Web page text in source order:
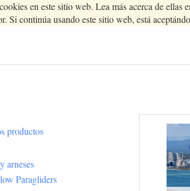
en este sitio web. Lea más acerca de ellas
Si continúa usando este sitio web, está
productos
arneses
Paragliders